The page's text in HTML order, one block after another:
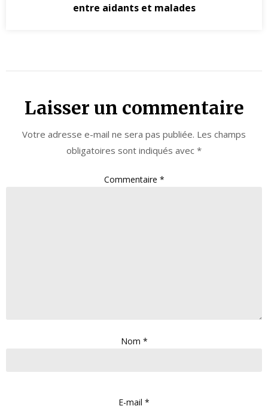
entre aidants et malades
Laisser un commentaire
Votre adresse e-mail ne sera pas publiée. Les champs
obligatoires sont indiqués avec *
Commentaire *
Nom *
E-mail *